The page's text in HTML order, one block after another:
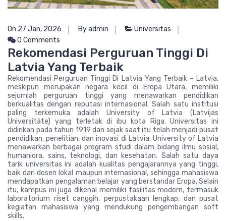
On 27 Jan, 2026 By admin
Universitas
0 Comments
Rekomendasi Perguruan Tinggi Di
Latvia Yang Terbaik
Rekomendasi Perguruan Tinggi Di Latvia Yang Terbaik – Latvia,
meskipun merupakan negara kecil di Eropa Utara, memiliki
sejumlah perguruan tinggi yang menawarkan pendidikan
berkualitas dengan reputasi internasional. Salah satu institusi
paling terkemuka adalah University of Latvia (Latvijas
Universitāte) yang terletak di ibu kota Riga. Universitas ini
didirikan pada tahun 1919 dan sejak saat itu telah menjadi pusat
pendidikan, penelitian, dan inovasi di Latvia. University of Latvia
menawarkan berbagai program studi dalam bidang ilmu sosial,
humaniora, sains, teknologi, dan kesehatan. Salah satu daya
tarik universitas ini adalah kualitas pengajarannya yang tinggi,
baik dari dosen lokal maupun internasional, sehingga mahasiswa
mendapatkan pengalaman belajar yang berstandar Eropa. Selain
itu, kampus ini juga dikenal memiliki fasilitas modern, termasuk
laboratorium riset canggih, perpustakaan lengkap, dan pusat
kegiatan mahasiswa yang mendukung pengembangan soft
skills.